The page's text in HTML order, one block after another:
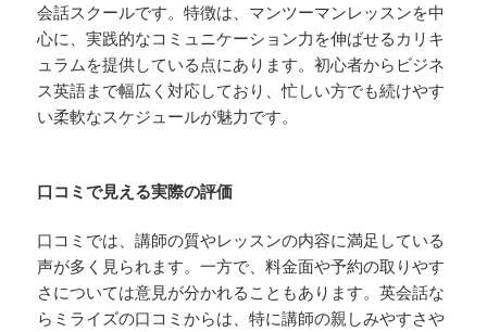
会話スクールです。特徴は、マンツーマンレッスンを中
心に、実践的なコミュニケーション力を伸ばせるカリキ
ュラムを提供している点にあります。初心者からビジネ
ス英語まで幅広く対応しており、忙しい方でも続けやす
い柔軟なスケジュールが魅力です。
口コミで見える実際の評価
口コミでは、講師の質やレッスンの内容に満足している
声が多く見られます。一方で、料金面や予約の取りやす
さについては意見が分かれることもあります。英会話な
らミライズの口コミからは、特に講師の親しみやすさや